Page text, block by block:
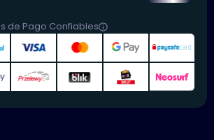
de Pago Confiables